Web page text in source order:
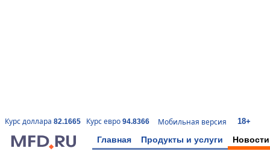
Курс доллара 82.1665 Курс евро 94.8366 Мобильная версия 18+
Главная Продукты и услуги Новости